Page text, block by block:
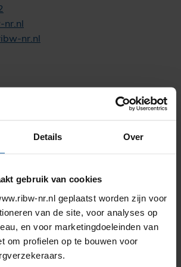
Details Over
gebruik van cookies
nr.nl geplaatst worden zijn voor
van de site, voor analyses op
en voor marketingdoeleinden van
om profielen op te bouwen voor
nr.nl
nr.nl
& werk
maatschappelijk herstel zijn
van de dag zorgt voor structuur in
om mensen met
kwetsbaarheid daarbij te